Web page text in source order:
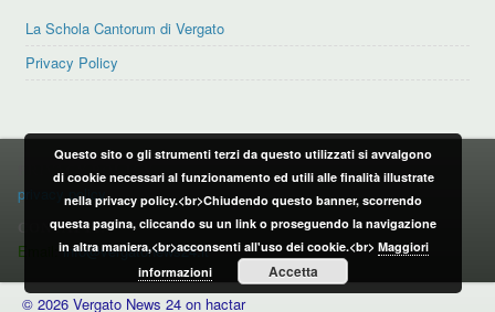
La Schola Cantorum di Vergato
Privacy Policy
PRIVACY POLICY
privacy policy
CONTATTI:
Email:info@vergatonews24.it
© 2026 Vergato News 24 on hactar
Questo sito o gli strumenti terzi da questo utilizzati si avvalgono
di cookie necessari al funzionamento ed utili alle finalità illustrate
nella privacy policy.<br>Chiudendo questo banner, scorrendo
questa pagina, cliccando su un link o proseguendo la navigazione
in altra maniera,<br>acconsenti all'uso dei cookie.<br> Maggiori
informazioni
Accetta